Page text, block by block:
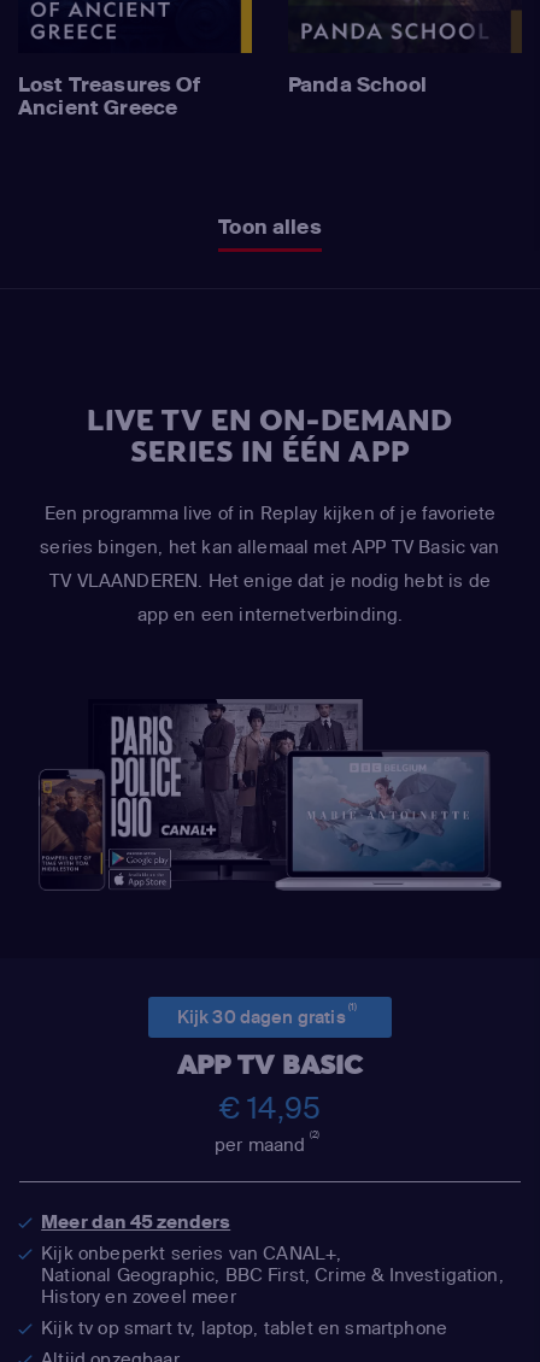
Lost Treasures Of
Ancient Greece
Panda School
Toon alles
LIVE TV EN ON-DEMAND
SERIES IN ÉÉN APP
Een programma live of in Replay kijken of je favoriete
series bingen, het kan allemaal met APP TV Basic van
TV VLAANDEREN. Het enige dat je nodig hebt is de
app en een internetverbinding.
Kijk 30 dagen gratis(1)
APP TV BASIC
€ 14,95
per maand(2)
Meer dan 45 zenders
Kijk onbeperkt series van CANAL+,
National Geographic, BBC First, Crime & Investigation,
History en zoveel meer
Kijk tv op smart tv, laptop, tablet en smartphone